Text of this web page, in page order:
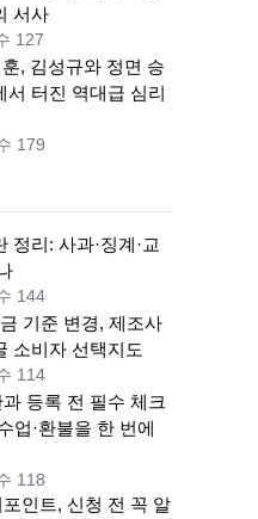
서사
127
훈, 김성규와 정면 승
터진 역대급 심리
179
정리: 사과·징계·교
144
기준 변경, 제조사
소비자 선택지도
114
등록 전 필수 체크
업·환불을 한 번에
118
인트, 신청 전 꼭 알